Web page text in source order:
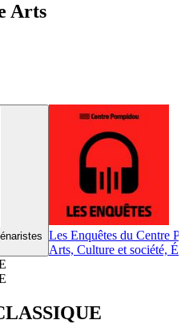
Arts
Les Enquêtes du Centre
Arts, Culture et société,